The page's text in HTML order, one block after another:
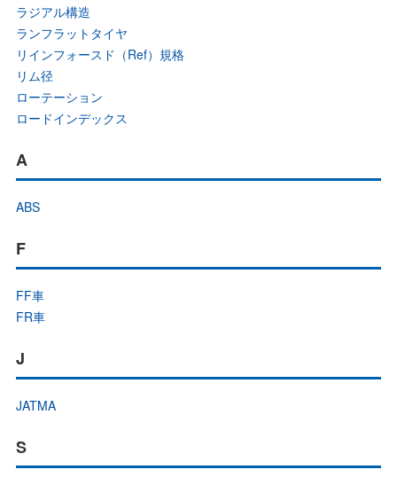
ラジアル構造
ランフラットタイヤ
リインフォースド（Ref）規格
リム径
ローテーション
ロードインデックス
A
ABS
F
FF車
FR車
J
JATMA
S